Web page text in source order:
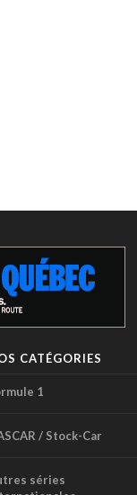
CATÉGORIES
1
/ Stock-Car
séries